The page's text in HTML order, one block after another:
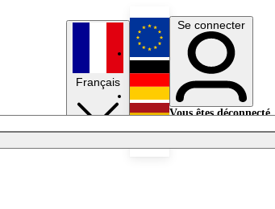
Français
English
Deutsch
Se connecter
Vous êtes déconnecté.